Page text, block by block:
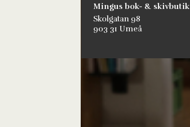
Mingus bok- & skivbutik
Skolgatan 98
903 31 Umeå